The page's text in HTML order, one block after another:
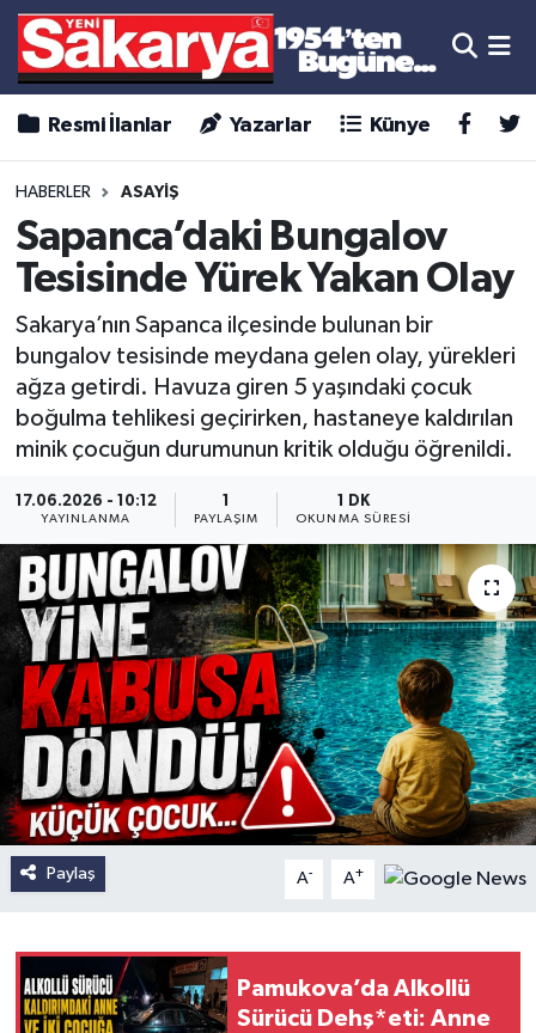
Resmi İlanlar Yazarlar Künye
HABERLER ASAYİŞ
Sapanca’daki Bungalov
Tesisinde Yürek Yakan Olay
Sakarya’nın Sapanca ilçesinde bulunan bir
bungalov tesisinde meydana gelen olay, yürekleri
ağza getirdi. Havuza giren 5 yaşındaki çocuk
boğulma tehlikesi geçirirken, hastaneye kaldırılan
minik çocuğun durumunun kritik olduğu öğrenildi.
17.06.2026 - 10:12
YAYINLANMA PAYLAŞIM
1 DK
OKUNMA SÜRESI
Paylaş A- A+
Pamukova’da Alkollü
Sürücü Dehş*eti: Anne